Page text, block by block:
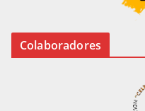
Colaboradores